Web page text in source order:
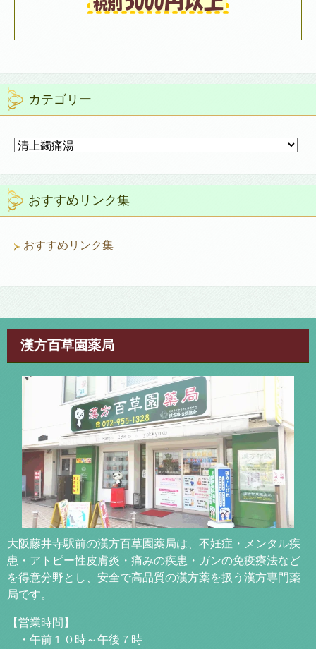
カテゴリー
カ
ゴ
リ
ー おすすめリンク集
おすすめリンク集
漢方百草園薬局
大阪藤井寺駅前の漢方百草園薬局は、不妊症・メンタル疾
患・アトピー性皮膚炎・痛みの疾患・ガンの免疫療法など
を得意分野とし、安全で高品質の漢方薬を扱う漢方専門薬
局です。
【営業時間】
・午前１０時～午後７時